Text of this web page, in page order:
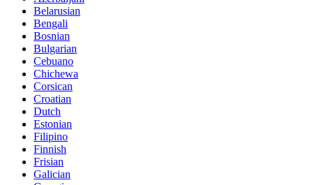
Belarusian
Bengali
Bosnian
Bulgarian
Cebuano
Chichewa
Corsican
Croatian
Dutch
Estonian
Filipino
Finnish
Frisian
Galician